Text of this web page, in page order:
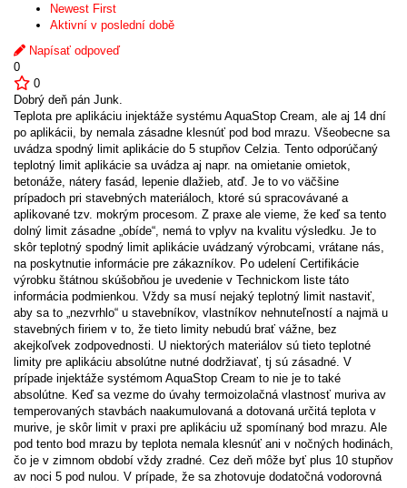
Newest First
Aktivní v poslední době
Napísať odpoveď
0
0
Dobrý deň pán Junk.
Teplota pre aplikáciu injektáže systému AquaStop Cream, ale aj 14 dní
po aplikácii, by nemala zásadne klesnúť pod bod mrazu. Všeobecne sa
uvádza spodný limit aplikácie do 5 stupňov Celzia. Tento odporúčaný
teplotný limit aplikácie sa uvádza aj napr. na omietanie omietok,
betonáže, nátery fasád, lepenie dlažieb, atď. Je to vo väčšine
prípadoch pri stavebných materiáloch, ktoré sú spracovávané a
aplikované tzv. mokrým procesom. Z praxe ale vieme, že keď sa tento
dolný limit zásadne „obíde“, nemá to vplyv na kvalitu výsledku. Je to
skôr teplotný spodný limit aplikácie uvádzaný výrobcami, vrátane nás,
na poskytnutie informácie pre zákazníkov. Po udelení Certifikácie
výrobku štátnou skúšobňou je uvedenie v Technickom liste táto
informácia podmienkou. Vždy sa musí nejaký teplotný limit nastaviť,
aby sa to „nezvrhlo“ u stavebníkov, vlastníkov nehnuteľností a najmä u
stavebných firiem v to, že tieto limity nebudú brať vážne, bez
akejkoľvek zodpovednosti. U niektorých materiálov sú tieto teplotné
limity pre aplikáciu absolútne nutné dodržiavať, tj sú zásadné. V
prípade injektáže systémom AquaStop Cream to nie je to také
absolútne. Keď sa vezme do úvahy termoizolačná vlastnosť muriva av
temperovaných stavbách naakumulovaná a dotovaná určitá teplota v
murive, je skôr limit v praxi pre aplikáciu už spomínaný bod mrazu. Ale
pod tento bod mrazu by teplota nemala klesnúť ani v nočných hodinách,
čo je v zimnom období vždy zradné. Cez deň môže byť plus 10 stupňov
av noci 5 pod nulou. V prípade, že sa zhotovuje dodatočná vodorovná